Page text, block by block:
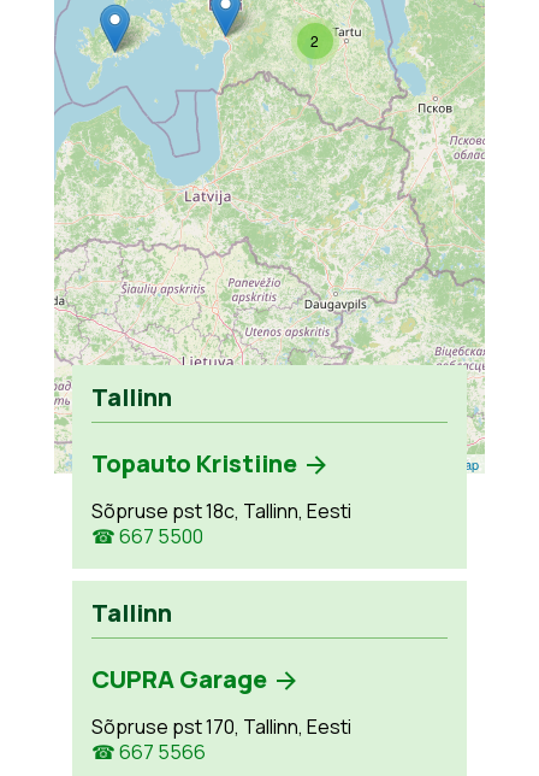
2
Leaflet OpenStreetMap
Tallinn
Topauto Kristiine
Sõpruse pst 18c, Tallinn, Eesti
☎ 667 5500
Tallinn
CUPRA Garage
Sõpruse pst 170, Tallinn, Eesti
☎ 667 5566